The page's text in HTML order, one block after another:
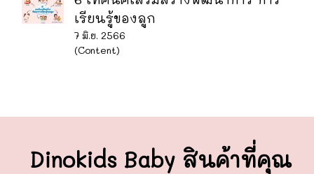
เรียนรู้ของลูก
7 มิ.ย. 2566
(Content)
Dinokids Baby สินค้าที่คุณ